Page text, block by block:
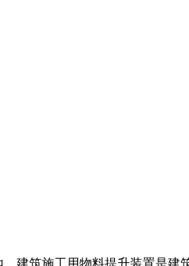
建筑施工用物料提升装置是